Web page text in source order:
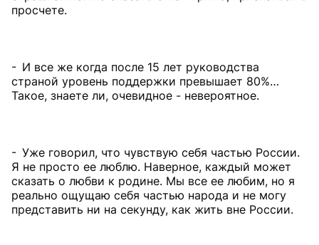
просчете.
- И все же когда после 15 лет руководства
страной уровень поддержки превышает 80%…
Такое, знаете ли, очевидное - невероятное.
- Уже говорил, что чувствую себя частью России.
Я не просто ее люблю. Наверное, каждый может
сказать о любви к родине. Мы все ее любим, но я
реально ощущаю себя частью народа и не могу
представить ни на секунду, как жить вне России.